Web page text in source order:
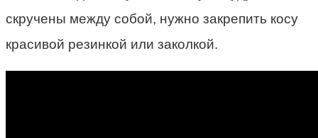
скручены между собой, нужно закрепить косу
красивой резинкой или заколкой.